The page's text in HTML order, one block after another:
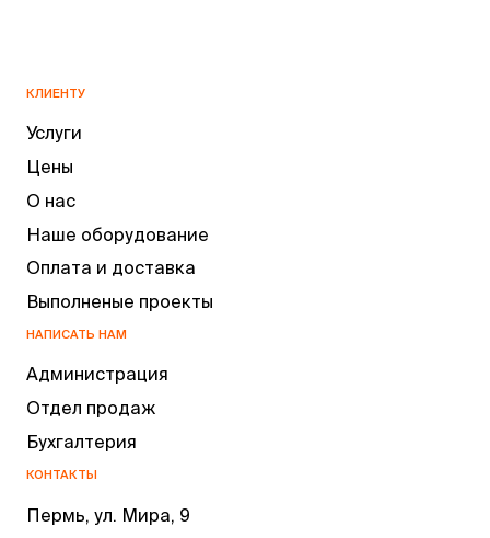
КЛИЕНТУ
Услуги
Цены
О нас
Наше оборудование
Оплата и доставка
Выполненые проекты
НАПИСАТЬ НАМ
Администрация
Отдел продаж
Бухгалтерия
КОНТАКТЫ
Пермь, ул. Мира, 9